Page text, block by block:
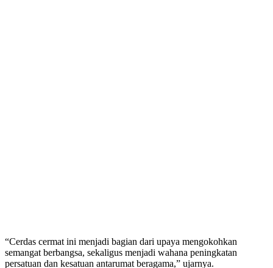
“Cerdas cermat ini menjadi bagian dari upaya mengokohkan
semangat berbangsa, sekaligus menjadi wahana peningkatan
persatuan dan kesatuan antarumat beragama,” ujarnya.